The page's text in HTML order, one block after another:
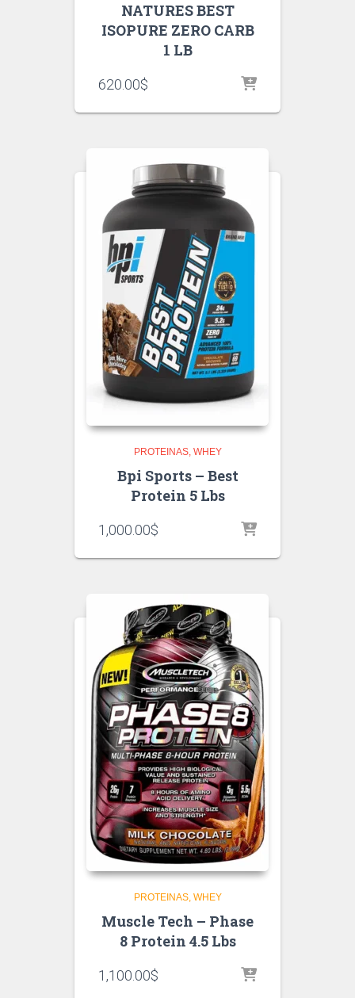
NATURES BEST
ISOPURE ZERO CARB
1 LB
620.00$
PROTEINAS WHEY
Bpi Sports – Best
Protein 5 Lbs
1,000.00$
PROTEINAS WHEY
Muscle Tech – Phase
8 Protein 4.5 Lbs
1,100.00$